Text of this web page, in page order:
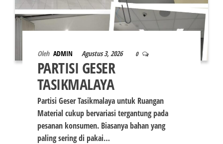
Oleh ADMIN Agustus 3, 2026 0
PARTISI GESER
TASIKMALAYA
Partisi Geser Tasikmalaya untuk Ruangan
Material cukup bervariasi tergantung pada
pesanan konsumen. Biasanya bahan yang
paling sering di pakai…